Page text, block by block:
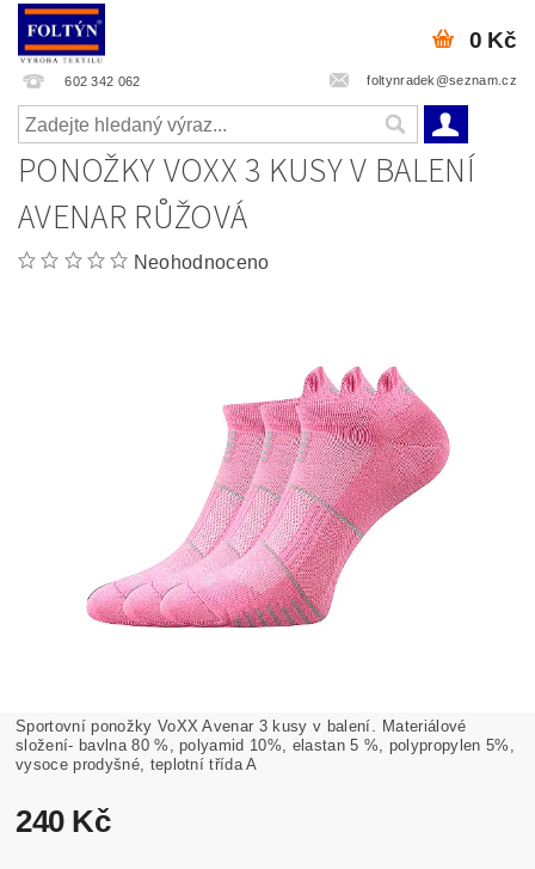
602 342 062 foltynradek@seznam.cz
0 Kč
PONOŽKY VOXX 3 KUSY V BALENÍ
AVENAR RŮŽOVÁ
Neohodnoceno
Sportovní ponožky VoXX Avenar 3 kusy v balení. Materiálové
složení- bavlna 80 %, polyamid 10%, elastan 5 %, polypropylen 5%,
vysoce prodyšné, teplotní třída A
240 Kč